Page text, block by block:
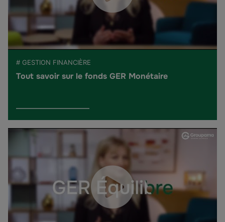
# GESTION FINANCIÈRE
Tout savoir sur le fonds GER Monétaire